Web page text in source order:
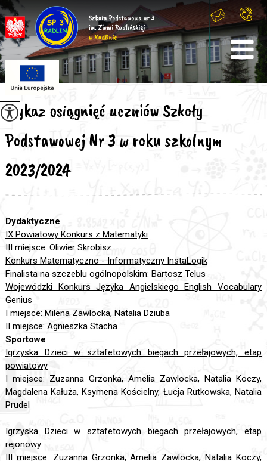
Wykaz osiągnięć uczniów Szkoły
Podstawowej Nr 3 w roku szkolnym
2023/2024
Dydaktyczne
IX Powiatowy Konkurs z Matematyki
III miejsce: Oliwier Skrobisz
Konkurs Matematyczno - Informatyczny InstaLogik
Finalista na szczeblu ogólnopolskim: Bartosz Telus
Wojewódzki Konkurs Języka Angielskiego English Vocabulary
Genius
I miejsce: Milena Zawlocka, Natalia Dziuba
II miejsce: Agnieszka Stacha
Sportowe
Igrzyska Dzieci w sztafetowych biegach przełajowych, etap
powiatowy
I miejsce: Zuzanna Grzonka, Amelia Zawlocka, Natalia Koczy,
Magdalena Kałuża, Ksymena Kościelny, Łucja Rutkowska, Natalia
Prudel
Igrzyska Dzieci w sztafetowych biegach przełajowych, etap
rejonowy
III miejsce: Zuzanna Grzonka, Amelia Zawlocka, Natalia Koczy,